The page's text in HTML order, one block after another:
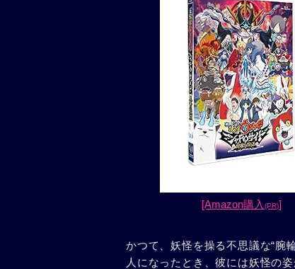
[Amazon購入(PR)]
かつて、妖怪を操る不思議な“腕
人になったとき、彼には妖怪の